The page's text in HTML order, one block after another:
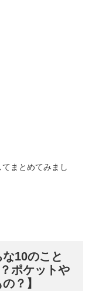
まとめてみまし
10のこと
ポケットや
？】